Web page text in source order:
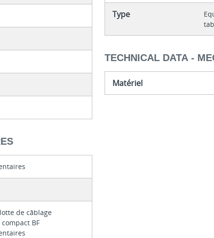
de câblage
BF
Type
TECHNICAL DATA -
Matériel